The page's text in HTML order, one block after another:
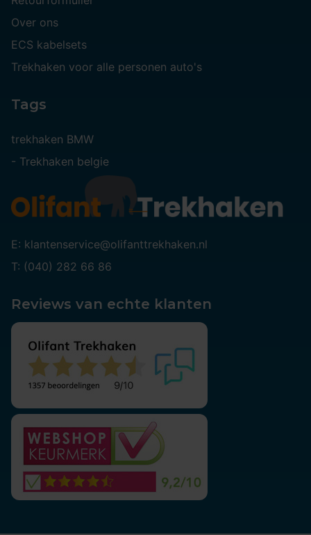
Over ons
ECS kabelsets
Trekhaken voor alle personen auto's
Tags
trekhaken BMW
- Trekhaken belgie
E: klantenservice@olifanttrekhaken.nl
T: (040) 282 66 86
Reviews van echte klanten